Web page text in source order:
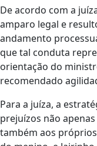
De acordo com a
amparo legal e
andamento
que tal conduta
orientação do
recomendado
Para a juíza, a
prejuízos não
também aos